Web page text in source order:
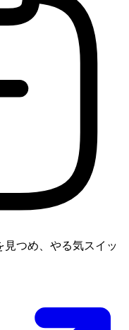
つめ、やる気スイッ